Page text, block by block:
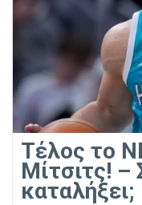
Τέλος το
Μίτσιτς! –
καταλήξει;